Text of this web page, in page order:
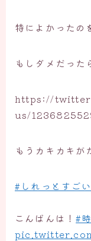
特によかったの
もしダメだった
https://
us/
もうカキカキが
#しれっとすご
こんばんは！#